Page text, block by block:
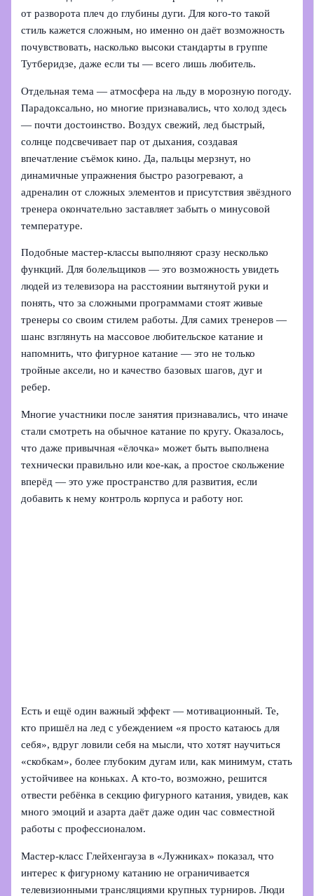
от разворота плеч до глубины дуги. Для кого‑то такой
стиль кажется сложным, но именно он даёт возможность
почувствовать, насколько высоки стандарты в группе
Тутберидзе, даже если ты — всего лишь любитель.
Отдельная тема — атмосфера на льду в морозную погоду.
Парадоксально, но многие признавались, что холод здесь
— почти достоинство. Воздух свежий, лед быстрый,
солнце подсвечивает пар от дыхания, создавая
впечатление съёмок кино. Да, пальцы мерзнут, но
динамичные упражнения быстро разогревают, а
адреналин от сложных элементов и присутствия звёздного
тренера окончательно заставляет забыть о минусовой
температуре.
Подобные мастер-классы выполняют сразу несколько
функций. Для болельщиков — это возможность увидеть
людей из телевизора на расстоянии вытянутой руки и
понять, что за сложными программами стоят живые
тренеры со своим стилем работы. Для самих тренеров —
шанс взглянуть на массовое любительское катание и
напомнить, что фигурное катание — это не только
тройные аксели, но и качество базовых шагов, дуг и
ребер.
Многие участники после занятия признавались, что иначе
стали смотреть на обычное катание по кругу. Оказалось,
что даже привычная «ёлочка» может быть выполнена
технически правильно или кое‑как, а простое скольжение
вперёд — это уже пространство для развития, если
добавить к нему контроль корпуса и работу ног.
Есть и ещё один важный эффект — мотивационный. Те,
кто пришёл на лед с убеждением «я просто катаюсь для
себя», вдруг ловили себя на мысли, что хотят научиться
«скобкам», более глубоким дугам или, как минимум, стать
устойчивее на коньках. А кто‑то, возможно, решится
отвести ребёнка в секцию фигурного катания, увидев, как
много эмоций и азарта даёт даже один час совместной
работы с профессионалом.
Мастер-класс Глейхенгауза в «Лужниках» показал, что
интерес к фигурному катанию не ограничивается
телевизионными трансляциями крупных турниров. Люди